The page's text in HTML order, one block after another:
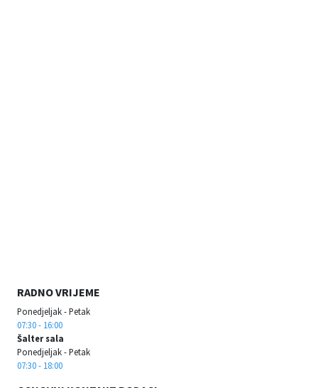
RADNO VRIJEME
Ponedjeljak - Petak
07:30 - 16:00
Šalter sala
Ponedjeljak - Petak
07:30 - 18:00